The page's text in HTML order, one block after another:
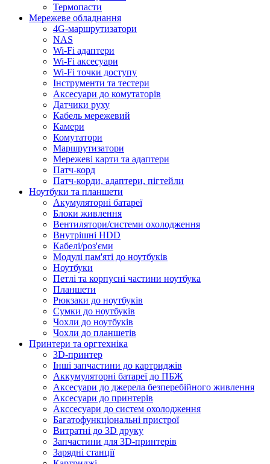
Термопасти
Мережеве обладнання
4G-маршрутизатори
NAS
Wi-Fi адаптери
Wi-Fi аксесуари
Wi-Fi точки доступу
Інструменти та тестери
Аксесуари до комутаторів
Датчики руху
Кабель мережевий
Камери
Комутатори
Маршрутизатори
Мережеві карти та адаптери
Патч-корд
Патч-корди, адаптери, пігтейли
Ноутбуки та планшети
Акумуляторні батареї
Блоки живлення
Вентилятори/системи охолодження
Внутрішні HDD
Кабелі/роз'єми
Модулі пам'яті до ноутбуків
Ноутбуки
Петлі та корпусні частини ноутбука
Планшети
Рюкзаки до ноутбуків
Сумки до ноутбуків
Чохли до ноутбуків
Чохли до планшетів
Принтери та оргтехніка
3D-принтер
Інші запчастини до картриджів
Аккумуляторні батареї до ПБЖ
Аксесуари до джерела безперебійного живлення
Аксесуари до принтерів
Акссесуари до систем охолодження
Багатофункціональні пристрої
Витратні до 3D друку
Запчастини для 3D-принтерів
Зарядні станції